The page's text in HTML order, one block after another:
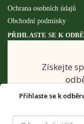
Ochrana osobních údajů
Obchodní podmínky
PŘIHLASTE SE K
Získejte
Přihlaste se k